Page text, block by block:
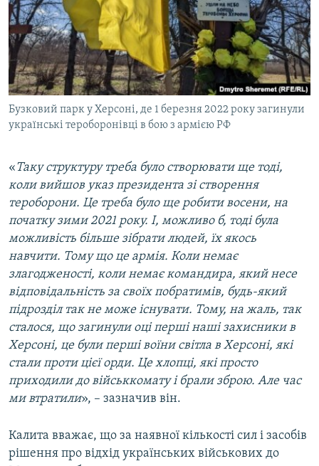
Бузковий парк у Херсоні, де 1 березня 2022 року загинули
українські тероборонівці в бою з армією РФ
«Таку структуру треба було створювати ще тоді,
коли вийшов указ президента зі створення
тероборони. Це треба було ще робити восени, на
початку зими 2021 року. І, можливо б, тоді була
можливість більше зібрати людей, їх якось
навчити. Тому що це армія. Коли немає
злагодженості, коли немає командира, який несе
відповідальність за своїх побратимів, будь-який
підрозділ так не може існувати. Тому, на жаль, так
сталося, що загинули оці перші наші захисники в
Херсоні, це були перші воїни світла в Херсоні, які
стали проти цієї орди. Це хлопці, які просто
приходили до військкомату і брали зброю. Але час
ми втратили», – зазначив він.
Калита вважає, що за наявної кількості сил і засобів
рішення про відхід українських військових до